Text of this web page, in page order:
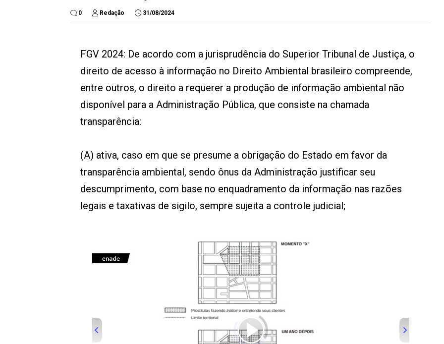
0 Redação 31/08/2024
FGV 2024: De acordo com a jurisprudência do Superior Tribunal de Justiça, o
direito de acesso à informação no Direito Ambiental brasileiro compreende,
entre outros, o direito a requerer a produção de informação ambiental não
disponível para a Administração Pública, que consiste na chamada
transparência:
(A) ativa, caso em que se presume a obrigação do Estado em favor da
transparência ambiental, sendo ônus da Administração justificar seu
descumprimento, com base no enquadramento da informação nas razões
legais e taxativas de sigilo, sempre sujeita a controle judicial;